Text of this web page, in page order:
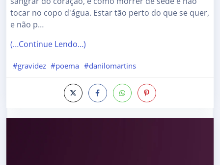
tocar no copo d'água. Estar tão perto do que se quer,
e não p…
(…Continue Lendo…)
#gravidez #poema #danilomartins